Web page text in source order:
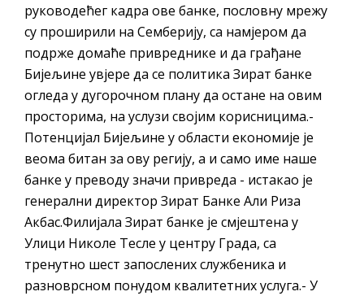
руководећег кадра ове банке, пословну мрежу
су проширили на Семберију, са намјером да
подрже домаће привреднике и да грађане
Бијељине увјере да се политика Зират банке
огледа у дугорочном плану да остане на овим
просторима, на услузи својим корисницима.-
Потенцијал Бијељине у области економије је
веома битан за ову регију, а и само име наше
банке у преводу значи привреда - истакао је
генерални директор Зират Банке Али Риза
Акбас.Филијала Зират банке је смјештена у
Улици Николе Тесле у центру Града, са
тренутно шест запослених службеника и
разноврсном понудом квалитетних услуга.- У